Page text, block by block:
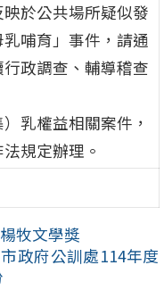
於公共場所疑似發
哺育」事件，請通
政調查、輔導稽查
乳權益相關案件，
規定辦理。
牧文學獎
政府公訓處114年度